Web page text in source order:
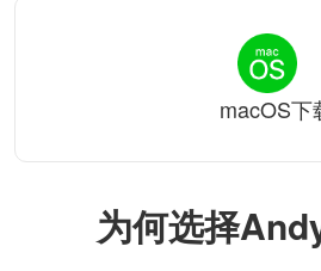
为何选择
macOS下